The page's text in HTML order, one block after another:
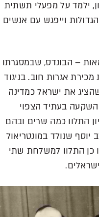
ילמד על מפעלי תשתית
וייפגש עם אנשים
– הבונדס, שבמסגרתו
אגרות חוב. בניגוד
את ישראל כמדינה
בעתיד הצפוי
התלוו כמה שרים ובהם
שנולד במונטריאול
כן התלוו למשלחת שתי